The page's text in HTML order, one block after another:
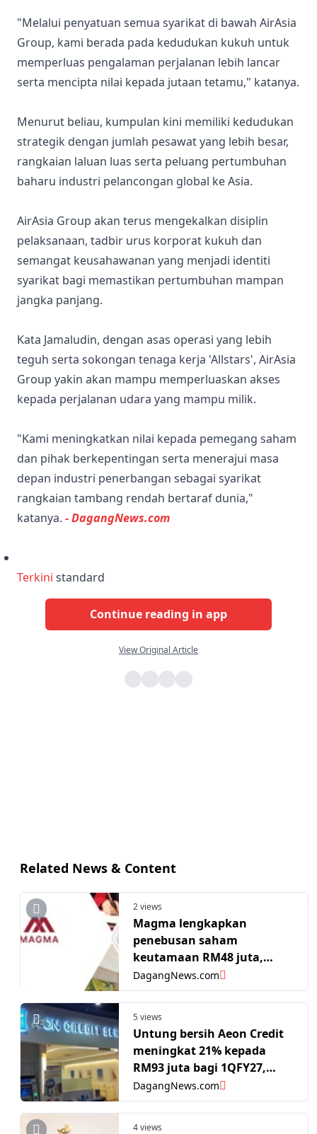
"Melalui penyatuan semua syarikat di bawah AirAsia
Group, kami berada pada kedudukan kukuh untuk
memperluas pengalaman perjalanan lebih lancar
serta mencipta nilai kepada jutaan tetamu," katanya.
Menurut beliau, kumpulan kini memiliki kedudukan
strategik dengan jumlah pesawat yang lebih besar,
rangkaian laluan luas serta peluang pertumbuhan
baharu industri pelancongan global ke Asia.
AirAsia Group akan terus mengekalkan disiplin
pelaksanaan, tadbir urus korporat kukuh dan
semangat keusahawanan yang menjadi identiti
syarikat bagi memastikan pertumbuhan mampan
jangka panjang.
Kata Jamaludin, dengan asas operasi yang lebih
teguh serta sokongan tenaga kerja 'Allstars', AirAsia
Group yakin akan mampu memperluaskan akses
kepada perjalanan udara yang mampu milik.
"Kami meningkatkan nilai kepada pemegang saham
dan pihak berkepentingan serta menerajui masa
depan industri penerbangan sebagai syarikat
rangkaian tambang rendah bertaraf dunia,"
katanya. - DagangNews.com
Terkini standard
Continue reading in app
View Original Article
Related News & Content
2 views
Magma lengkapkan
penebusan saham
keutamaan RM48 juta,
susun struktur modal fasa
pertumbuhan
DagangNews.com
5 views
Untung bersih Aeon Credit
meningkat 21% kepada
RM93 juta bagi 1QFY27,
disokong pertumbuhan
pembiayaan
DagangNews.com
4 views